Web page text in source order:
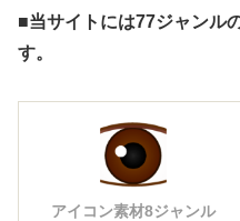
■当サイトには77ジャンル
す。
アイコン素材8ジャンル